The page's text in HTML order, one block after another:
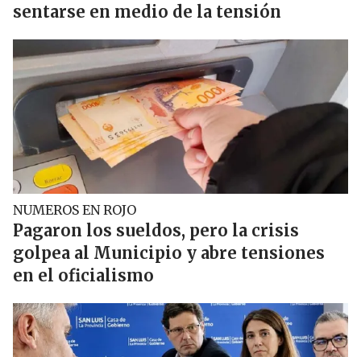
sentarse en medio de la tensión
NUMEROS EN ROJO
Pagaron los sueldos, pero la crisis
golpea al Municipio y abre tensiones
en el oficialismo